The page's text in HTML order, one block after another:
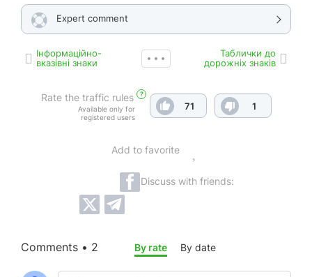
Expert comment
Інформаційно-
вказівні знаки
Таблички до
дорожніх знаків
Rate the traffic rules ?
Available only for
registered users
71 1
Add to favorite
Discuss with friends:
Comments • 2 By rate By date